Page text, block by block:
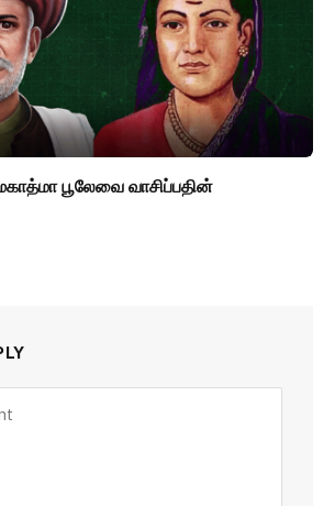
பூலேவை வாசிப்பதின்